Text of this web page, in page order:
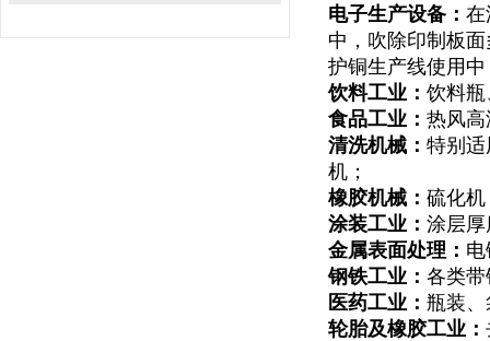
电子生产设备： 在
中，吹除印制板
护铜生产线使用
饮料工业： 饮料
食品工业： 热风
清洗机械： 特别
机；
橡胶机械： 硫化机
涂装工业： 涂层
金属表面处理：
钢铁工业： 各类
医药工业： 瓶装
轮胎及橡胶工业：